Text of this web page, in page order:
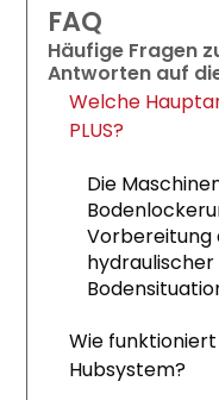
FAQ
Häufige Fragen
Antworten auf
Welche
PLUS?
Die
Vorbereitung
hydraulischer
Wie
Hubsystem?